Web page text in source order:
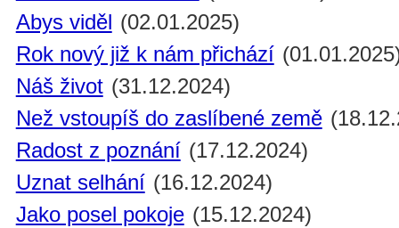
Abys viděl (02.01.2025)
Rok nový již k nám přichází
Náš život (31.12.2024)
Než vstoupíš do zaslíbené země
Radost z poznání (17.12.2024)
Uznat selhání (16.12.2024)
Jako posel pokoje (15.12.2024)